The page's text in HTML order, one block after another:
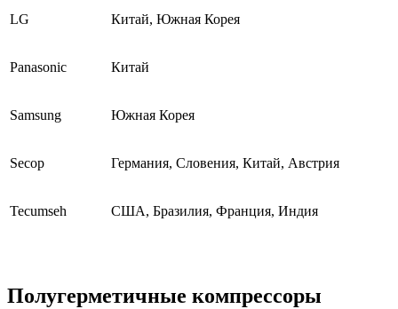
LG Китай, Южная Корея
Panasonic Китай
Samsung Южная Корея
Secop Германия, Словения, Китай, Австрия
Tecumseh США, Бразилия, Франция, Индия
Полугерметичные компрессоры